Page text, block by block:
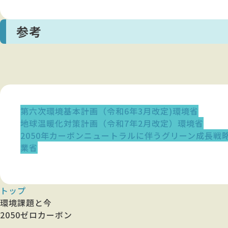
参考
第六次環境基本計画（令和6年3月改定)環境省
地球温暖化対策計画（令和7年2月改定）環境省
2050年カーボンニュートラルに伴うグリーン成長戦
業省
トップ
環境課題と今
2050ゼロカーボン